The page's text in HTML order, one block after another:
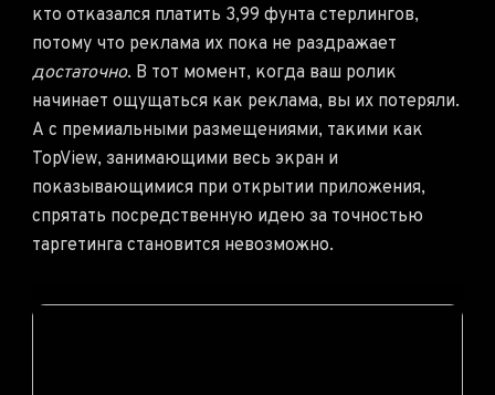
кто отказался платить 3,99 фунта стерлингов,
потому что реклама их пока не раздражает
достаточно. В тот момент, когда ваш ролик
начинает ощущаться как реклама, вы их потеряли.
А с премиальными размещениями, такими как
TopView, занимающими весь экран и
показывающимися при открытии приложения,
спрятать посредственную идею за точностью
таргетинга становится невозможно.